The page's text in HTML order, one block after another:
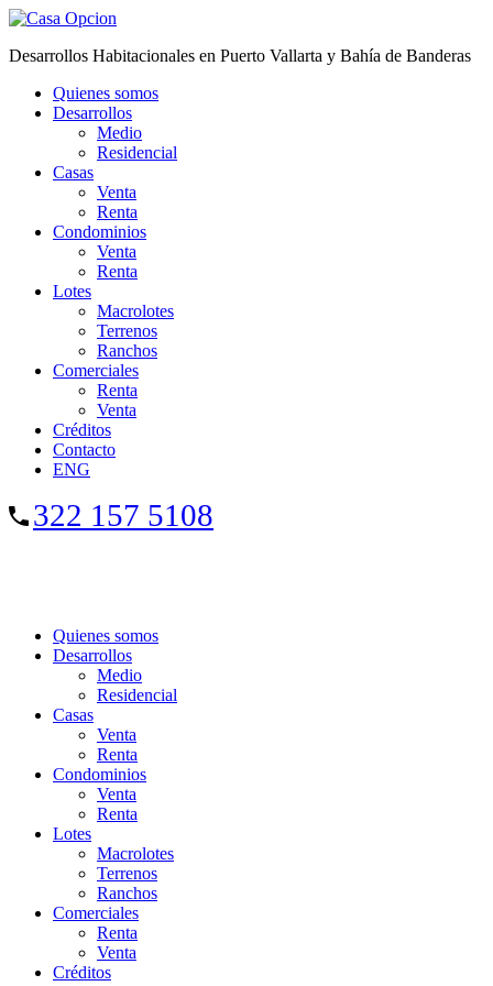
Desarrollos Habitacionales en Puerto Vallarta y Bahía de Banderas
Quienes somos
Desarrollos
Medio
Residencial
Casas
Venta
Renta
Condominios
Venta
Renta
Lotes
Macrolotes
Terrenos
Ranchos
Comerciales
Renta
Venta
Créditos
Contacto
ENG
322 157 5108
Quienes somos
Desarrollos
Medio
Residencial
Casas
Venta
Renta
Condominios
Venta
Renta
Lotes
Macrolotes
Terrenos
Ranchos
Comerciales
Renta
Venta
Créditos